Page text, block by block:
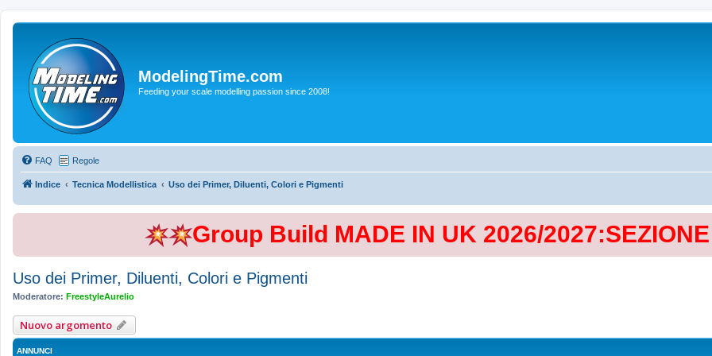
ModelingTime.com
Feeding your scale modelling passion since 2008!
FAQ Regole
Indice Tecnica Modellistica Uso dei Primer, Diluenti, Colori e Pigmenti
Group Build MADE IN UK 2026/
Uso dei Primer, Diluenti, Colori e Pigmenti
Moderatore: FreestyleAurelio
Nuovo argomento
ANNUNCI